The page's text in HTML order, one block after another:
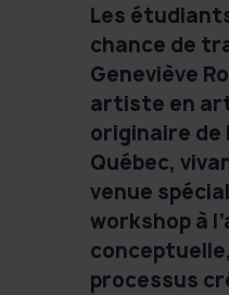
Les
chance de
Geneviève
artiste en
originaire de
Québec,
venue
workshop à
processus